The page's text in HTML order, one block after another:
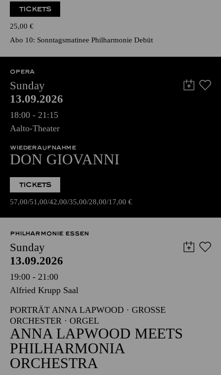
TICKETS
25,00 €
Abo 10: Sonntagsmatinee Philharmonie Debüt
OPERA
Sunday
13.09.2026
18:00 - 21:15
Aalto-Theater
WIEDERAUFNAHME
DON GIOVANNI
TICKETS
57,00 51,00 42,00 35,00 28,00 17,00 €
PHILHARMONIE ESSEN
Sunday
13.09.2026
19:00 - 21:00
Alfried Krupp Saal
PORTRÄT ANNA LAPWOOD · GROSSE O
RCHESTER · ORGEL
ANNA LAPWOOD MEETS
PHILHARMONIA
ORCHESTRA